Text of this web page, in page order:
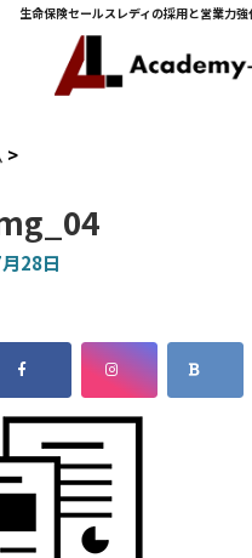
生命保険セールスレディの採用と営業力
28日